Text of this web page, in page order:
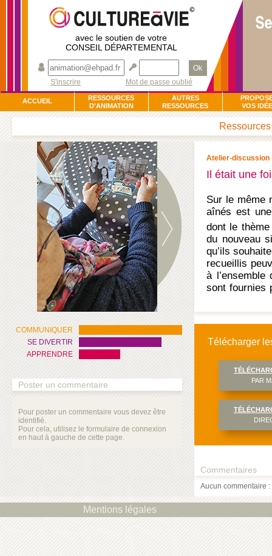
avec le soutien de votre
CONSEIL DÉPARTEMENTAL
Ok
S'inscrire
Mot de passe oublié
ACCUEIL
RESSOURCES
D'ANIMATION
AUTRES
RESSOURCES
VOS
COMMUNIQUER
SE DIVERTIR
APPRENDRE
Poster un commentaire
Pour poster un commentaire vous devez être
identifié.
Pour cela, utilisez le formulaire de connexion
en haut à gauche de cette page.
Atelier-discussion
Il était une
Sur le même
aînés est
dont le
du nouveau
qu’ils
recueillis
à
sont fournies
Télécharger
PAR
Commentaires
Aucun commentaire
Mentions légales